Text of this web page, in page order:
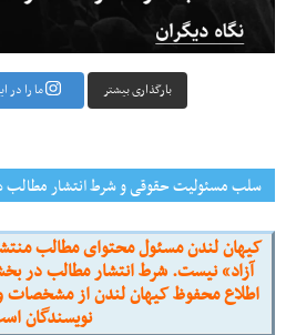
بارگذاری بیشتر ما را در
سلب مسئولیت حقوقی و شرط انتشار مطالب
کیهان لندن مسئول محتوای مطالب
آزاد» نیست. شرط انتشار مطالب در
اطلاع محفوظ کیهان لندن از مشخصات
نویسندگان